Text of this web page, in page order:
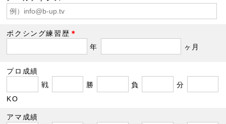
ボクシング練習歴 ＊
年
ヶ月
プロ成績
戦
勝 負
分
KO
アマ成績